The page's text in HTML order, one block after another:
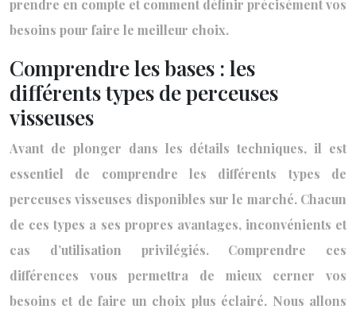
prendre en compte et comment définir précisément vos
besoins pour faire le meilleur choix.
Comprendre les bases : les
différents types de perceuses
visseuses
Avant de plonger dans les détails techniques, il est
essentiel de comprendre les différents types de
perceuses visseuses disponibles sur le marché. Chacun
de ces types a ses propres avantages, inconvénients et
cas d’utilisation privilégiés. Comprendre ces
différences vous permettra de mieux cerner vos
besoins et de faire un choix plus éclairé. Nous allons